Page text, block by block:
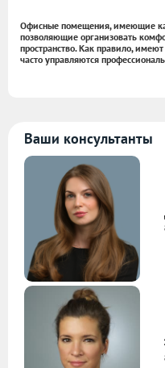
Офисные помещения, имеющие
позволяющие организовать
пространство. Как правило,
часто управляются
Ваши консультанты